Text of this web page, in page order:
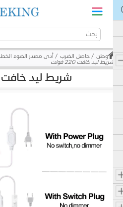
وطن حاصل الضرب أدى مصدر الضوء الخطي
شريط ليد خافت 220 فولت
شريط ليد خافت 220 فولت